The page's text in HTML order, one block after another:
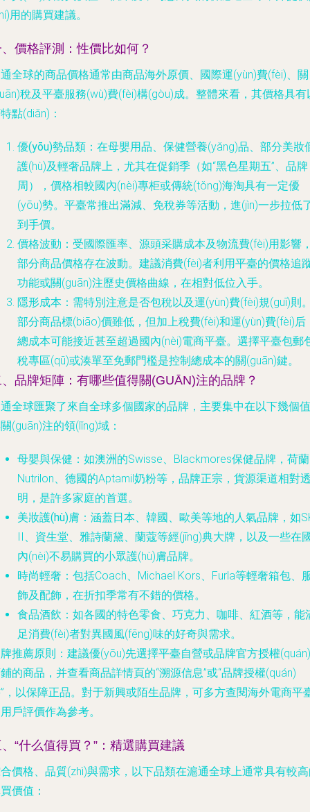
用的購買建議。
價格評測：性價比如何？
全球的商品價格通常由商品海外原價、國際運(yùn)費(fèi)、關
稅及平臺服務(wù)費(fèi)構(gòu)成。整體來看，其價格具有
點(diǎn)：
優(yōu)勢品類 ：在母嬰用品、保健營養(yǎng)品、部分美妝
護(hù)及輕奢品牌上，尤其在促銷季（如“黑色星期五”、品牌
周），價格相較國內(nèi)專柜或傳統(tǒng)海淘具有一定優
(yōu)勢。平臺常推出滿減、免稅券等活動，進(jìn)一步拉低
到手價。
價格波動 ：受國際匯率、源頭采購成本及物流費(fèi)用影響
部分商品價格存在波動。建議消費(fèi)者利用平臺的價格追
功能或關(guān)注歷史價格曲線，在相對低位入手。
隱形成本 ：需特別注意是否包稅以及運(yùn)費(fèi)規(guī)則
部分商品標(biāo)價雖低，但加上稅費(fèi)和運(yùn)費(fèi)后
總成本可能接近甚至超過國內(nèi)電商平臺。選擇平臺包郵
稅專區(qū)或湊單至免郵門檻是控制總成本的關(guān)鍵。
品牌矩陣：有哪些值得關(GUĀN)注的品牌？
全球匯聚了來自全球多個國家的品牌，主要集中在以下幾個值
(guān)注的領(lǐng)域：
母嬰與保健 ：如澳洲的Swisse、Blackmores保健品牌，荷
Nutrilon、德國的Aptamil奶粉等，品牌正宗，貨源渠道相對
明，是許多家庭的首選。
美妝護(hù)膚 ：涵蓋日本、韓國、歐美等地的人氣品牌，如
II、資生堂、雅詩蘭黛、蘭蔻等經(jīng)典大牌，以及一些在
內(nèi)不易購買的小眾護(hù)膚品牌。
時尚輕奢 ：包括Coach、Michael Kors、Furla等輕奢箱包、
飾及配飾，在折扣季常有不錯的價格。
食品酒飲 ：如各國的特色零食、巧克力、咖啡、紅酒等，能
足消費(fèi)者對異國風(fēng)味的好奇與需求。
推薦原則 ：建議優(yōu)先選擇平臺自營或品牌官方授權(quán)
的商品，并查看商品詳情頁的“溯源信息”或“品牌授權(quán)
，以保障正品。對于新興或陌生品牌，可多方查閱海外電商平
戶評價作為參考。
“什么值得買？”：精選購買建議
價格、品質(zhì)與需求，以下品類在滬通全球上通常具有較
價值：